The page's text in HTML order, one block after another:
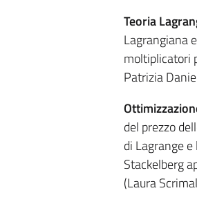
Teoria
Lagrangiana
moltiplicatori
Patrizia
del prezzo
di Lagrange
Stackelberg
(Laura